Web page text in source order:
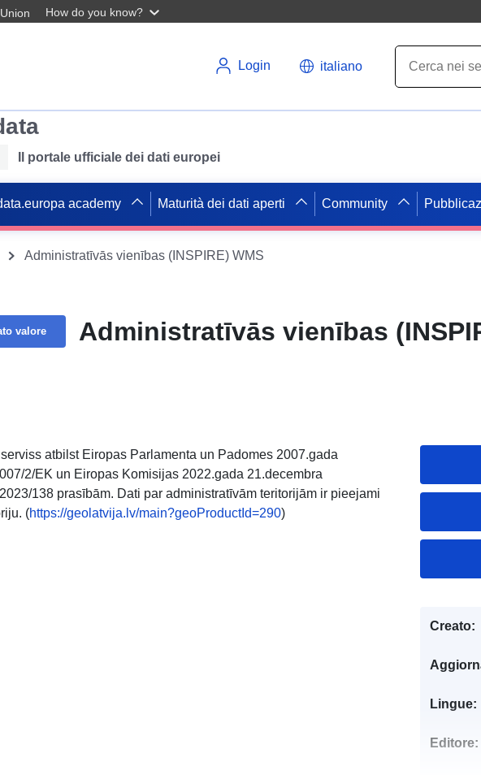
How do you know?
Login italiano
Il portale ufficiale dei dati europei
academy Maturità dei dati aperti Community
Administratīvās vienības (INSPIRE) WMS
valore Administratīvās vienības
atbilst Eiropas Parlamenta un Padomes 2007.gada
2/EK un Eiropas Komisijas 2022.gada 21.decembra
138 prasībām. Dati par administratīvām teritorijām ir pieejami
(https://geolatvija.lv/main?geoProductId=290)
Creato:
Lingue:
Editore: